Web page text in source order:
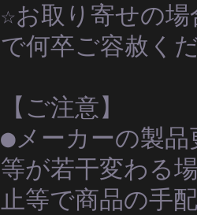
☆お取り寄せの
で何卒ご容赦く
【ご注意】
●メーカーの製
等が若干変わる
止等で商品の手